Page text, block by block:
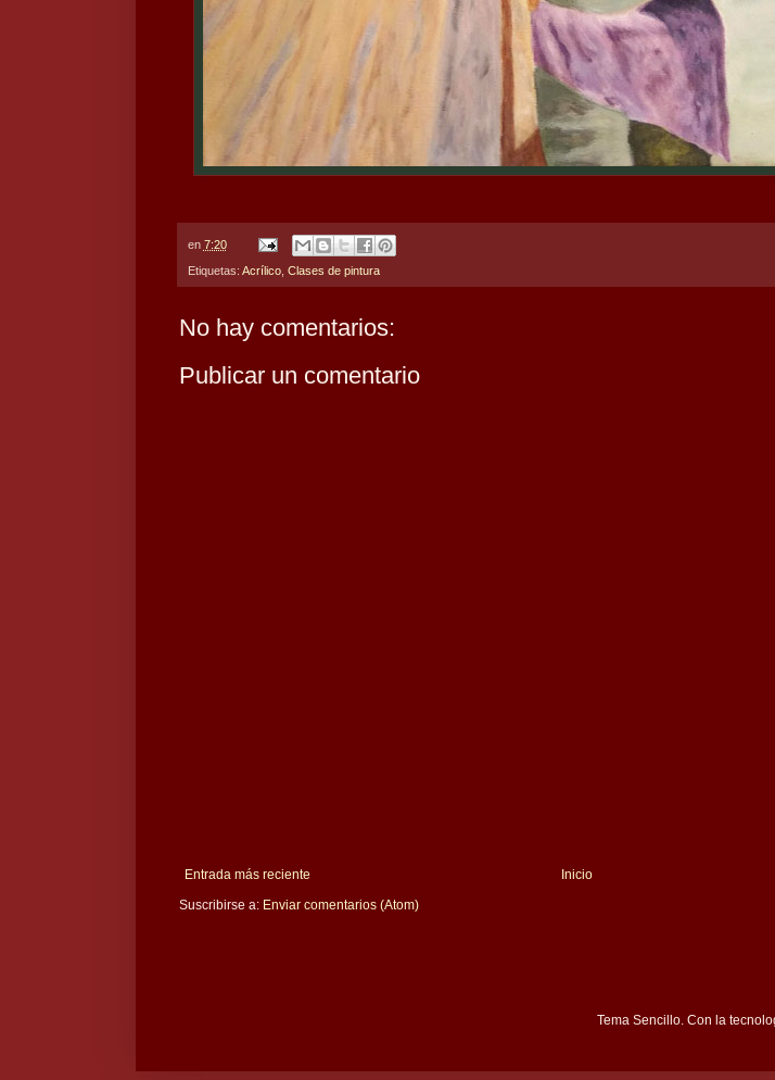
en 7:20
Etiquetas: Acrílico, Clases de pintura
No hay comentarios:
Publicar un comentario
Entrada más reciente
Inicio
Suscribirse a: Enviar comentarios (Atom)
Tema Sencillo. Con la